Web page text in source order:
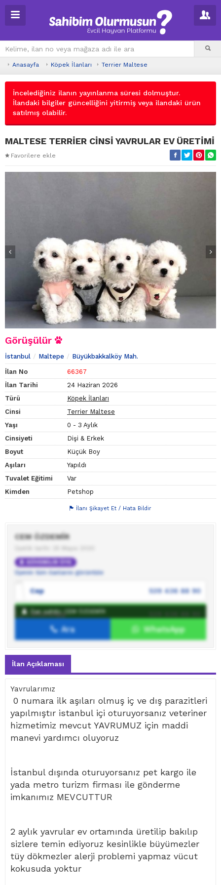
Anasayfa Köpek İlanları Terrier Maltese
İncelediğiniz ilanın yayınlanma süresi dolmuştur.
İlandaki bilgiler güncelliğini yitirmiş veya ilandaki ürün
satılmış olabilir.
MALTESE TERRİER CİNSİ YAVRULAR EV ÜRETİMİ
Favorilere ekle
Görüşülür
İstanbul Maltepe Büyükbakkalköy Mah.
İlan No
66367
İlan Tarihi
24 Haziran 2026
Türü
Köpek İlanları
Cinsi
Terrier Maltese
Yaşı
0 - 3 Aylık
Cinsiyeti
Dişi & Erkek
Boyut
Küçük Boy
Aşıları
Yapıldı
Tuvalet Eğitimi
Var
Kimden
Petshop
İlanı Şikayet Et / Hata Bildir
CEM ÖZDEMİR
Üyenin tüm ilanlarını görüntüle
Cep 539 436 88 90
WhatsApp
İlan sahibine mesaj gönder
İlan sahibi: CEM ÖZDEMİR
Ara WhatsApp
İlan Açıklaması
Yavrularımız
0 numara ilk aşıları olmuş iç ve dış parazitleri
yapılmıştır istanbul içi oturuyorsanız veteriner
hizmetimiz mevcut YAVRUMUZ için maddi
manevi yardımcı oluyoruz
İstanbul dışında oturuyorsanız pet kargo ile
yada metro turizm firması ile gönderme
imkanımız MEVCUTTUR
2 aylık yavrular ev ortamında üretilip bakılıp
sizlere temin ediyoruz kesinlikle büyümezler
tüy dökmezler alerji problemi yapmaz vücut
kokusuda yoktur